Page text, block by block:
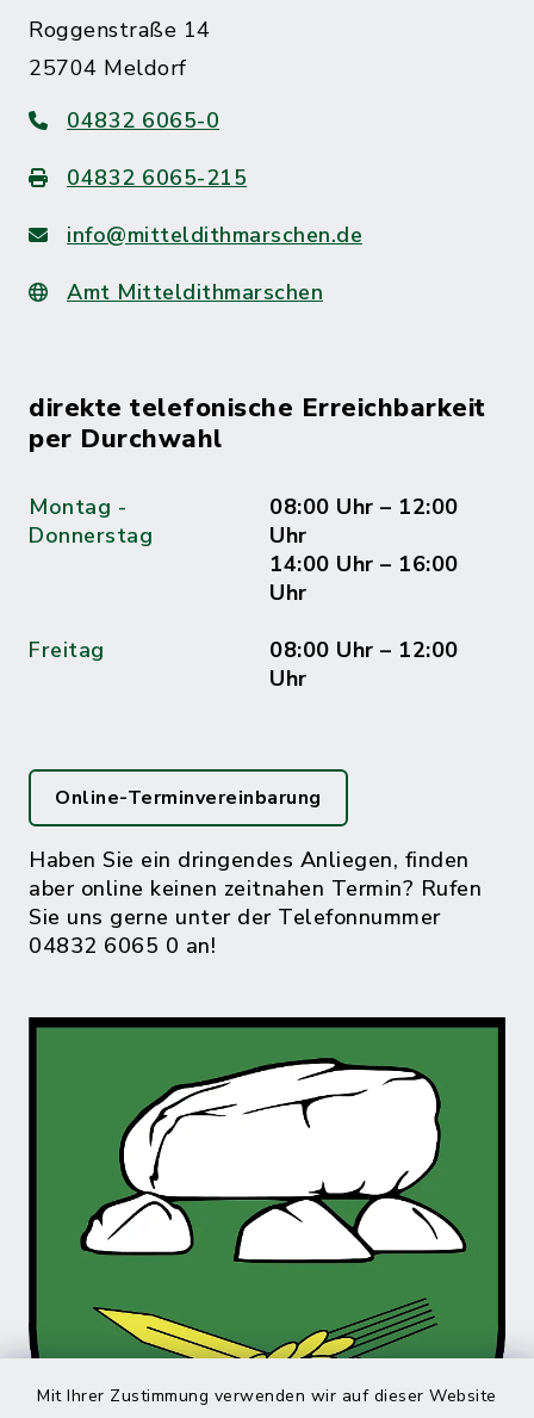
Mit Ihrer Zustimmung verwenden wir auf dieser Website
Roggenstraße 14
25704 Meldorf
04832 6065-0
04832 6065-215
info@mitteldithmarschen.de
Amt Mitteldithmarschen
direkte telefonische Erreichbarkeit
per Durchwahl
Montag -
Donnerstag
08:00 Uhr – 12:00
Uhr
14:00 Uhr – 16:00
Uhr
Freitag
08:00 Uhr – 12:00
Uhr
Online-Terminvereinbarung
Haben Sie ein dringendes Anliegen, finden
aber online keinen zeitnahen Termin? Rufen
Sie uns gerne unter der Telefonnummer
04832 6065 0 an!